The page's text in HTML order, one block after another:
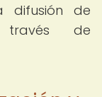
difusión de
través de